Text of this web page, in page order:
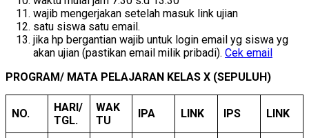
wajib mengerjakan setelah masuk link ujian
satu siswa satu email.
jika hp bergantian wajib untuk login email yg siswa yg
akan ujian (pastikan email milik pribadi). Cek email
PROGRAM/ MATA PELAJARAN KELAS X (SEPULUH)
NO.
HARI/
TGL.
WAK
TU
IPA LINK IPS LINK